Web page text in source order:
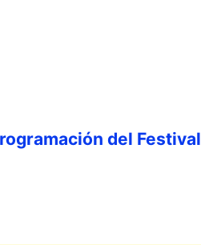
del Festival